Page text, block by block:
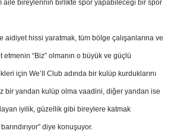
aile bireylerinin birlikte spor yapabileceği bir spor
aidiyet hissi yaratmak, tüm bölge çalışanlarına ve
“Biz” olmanın o büyük ve güçlü
için We’ll Club adında bir kulüp kurduklarını
bir yandan kulüp olma vaadini, diğer yandan ise
iyilik, güzellik gibi bireylere katmak
diye konuşuyor.